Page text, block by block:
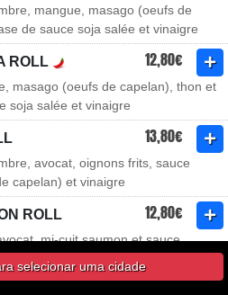
mangue, masago (oeufs de
de sauce soja salée et vinaigre
ROLL 12,80€
masago (oeufs de capelan), thon et
soja salée et vinaigre
13,80€
avocat, oignons frits, sauce
capelan) et vinaigre
ROLL 12,80€
mi-cuit saumon et sauce
selecionar uma cidade